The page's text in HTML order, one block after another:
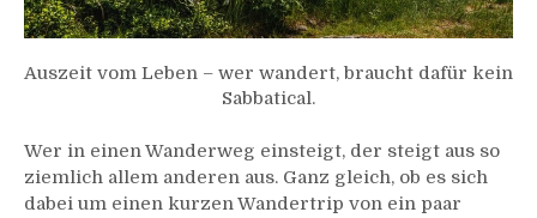
Auszeit vom Leben – wer wandert, braucht dafür kein
Sabbatical.
Wer in einen Wanderweg einsteigt, der steigt aus so
ziemlich allem anderen aus. Ganz gleich, ob es sich
dabei um einen kurzen Wandertrip von ein paar